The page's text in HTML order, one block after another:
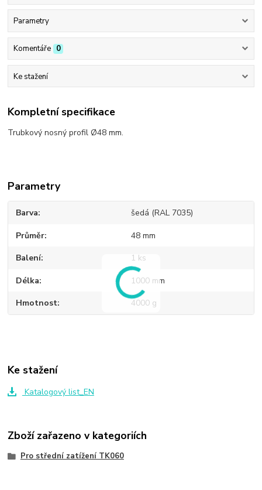
Parametry
Komentáře 0
Ke stažení
Kompletní specifikace
Trubkový nosný profil Ø48 mm.
Parametry
Barva šedá (RAL 7035)
Průměr 48 mm
Balení 1 ks
Délka 1000 mm
Hmotnost 4000 g
Ke stažení
Katalogový list_EN
Zboží zařazeno v kategoriích
Pro střední zatížení TK060